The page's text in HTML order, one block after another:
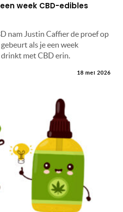
week CBD-edibles
nam Justin Caffier de proef op
als je een week
met CBD erin.
18 mei 2026